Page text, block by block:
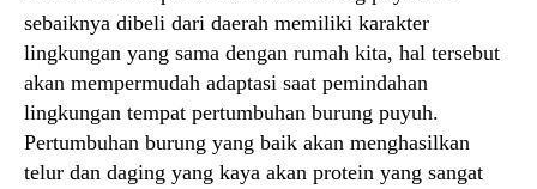
sebaiknya dibeli dari daerah memiliki karakter
lingkungan yang sama dengan rumah kita, hal tersebut
akan mempermudah adaptasi saat pemindahan
lingkungan tempat pertumbuhan burung puyuh.
Pertumbuhan burung yang baik akan menghasilkan
telur dan daging yang kaya akan protein yang sangat